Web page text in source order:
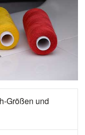
Größen und